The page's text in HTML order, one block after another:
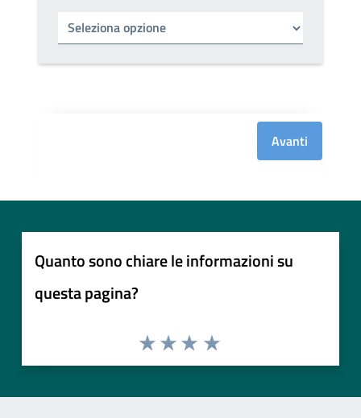
Tipo di ufficio
Avanti
Quanto sono chiare le informazioni su
questa pagina?